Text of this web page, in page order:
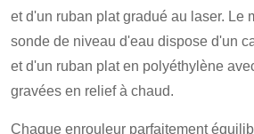
et d'un ruban plat gradué au laser. Le
sonde de niveau d'eau dispose d'un
et d'un ruban plat en polyéthylène
gravées en relief à chaud.
Chaque enrouleur parfaitement